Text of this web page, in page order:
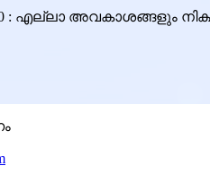
: എല്ലാ അവകാശങ്ങളും